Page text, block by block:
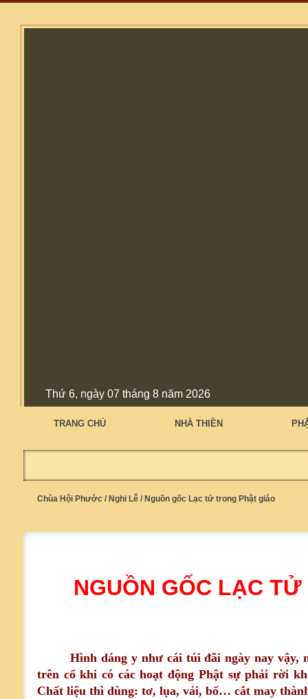
Thứ 6, ngày 07 tháng 8 năm 2026
TRANG CHỦ NHÀ THIỀN
Chùa Hội Phước / Nghi Lễ / Nguồn gốc Lạc tử trong Phật giáo
NGUỒN GỐC LẠC
Hình dáng y như cái túi đãi ngày nay vậy,
trên cổ khi có các hoạt động Phật sự phải rời
Chất liệu thì dùng: tơ, lụa, vải, bố… cắt may